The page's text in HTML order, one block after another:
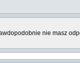
nie masz